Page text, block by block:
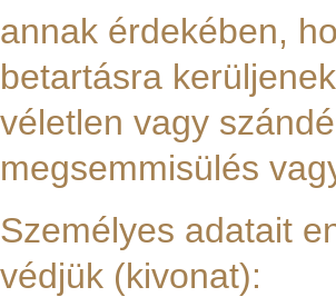
annak érdekében,
betartásra
véletlen vagy
megsemmisülés
Személyes adatait
védjük (kivonat):